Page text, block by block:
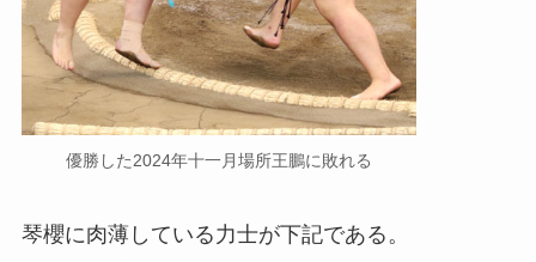
優勝した2024年十一月場所王鵬に敗れる
琴櫻に肉薄している力士が下記である。